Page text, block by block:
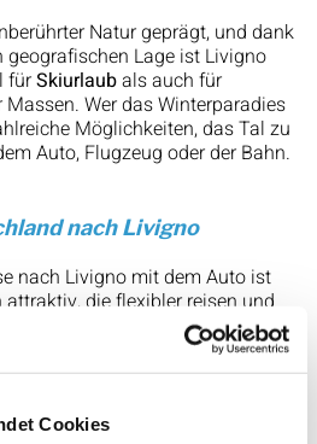
Cookies
Natur geprägt, und dank
Lage ist Livigno
fürSkiurlaubals auch für
Massen. Wer das Winterparadies
Möglichkeiten, das Tal zu
Auto, Flugzeug oder der Bahn.
nach Livigno
nach Livigno mit dem Auto ist
die flexibler reisen und
Fahrt durch die Alpen genießen
(z.B. aus München
Fahrt in etwa 5 bis 6 Stunden. Die
(Südtirol) weiter in Richtung